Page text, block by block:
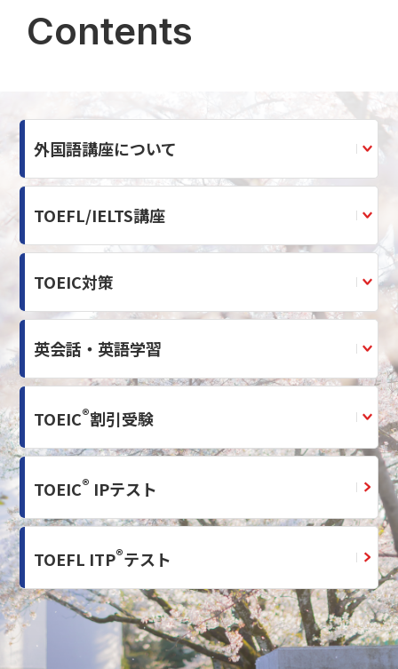
Contents
外国語講座について
TOEFL/IELTS講座
TOEIC対策
英会話・英語学習
TOEIC®割引受験
TOEIC® IPテスト
TOEFL ITP®テスト